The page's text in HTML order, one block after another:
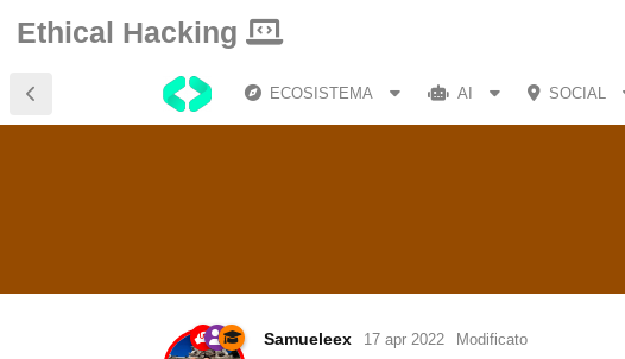
Ethical Hacking
ECOSISTEMA AI SOCIAL
Samueleex 17 apr 2022 Modificato